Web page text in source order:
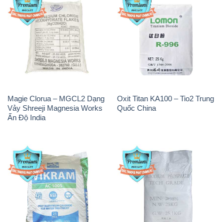
Magie Clorua – MGCL2 Dạng
Vảy Shreeji Magnesia Works
Ấn Độ India
Oxit Titan KA100 – Tio2 Trung
Quốc China